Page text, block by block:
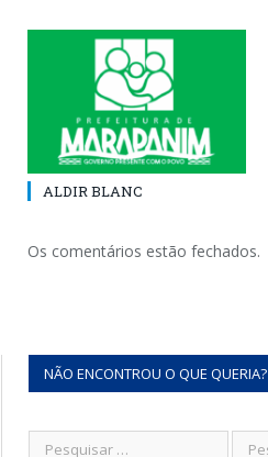
ALDIR BLANC
Os comentários estão fechados.
NÃO ENCONTROU O QUE QUERIA?